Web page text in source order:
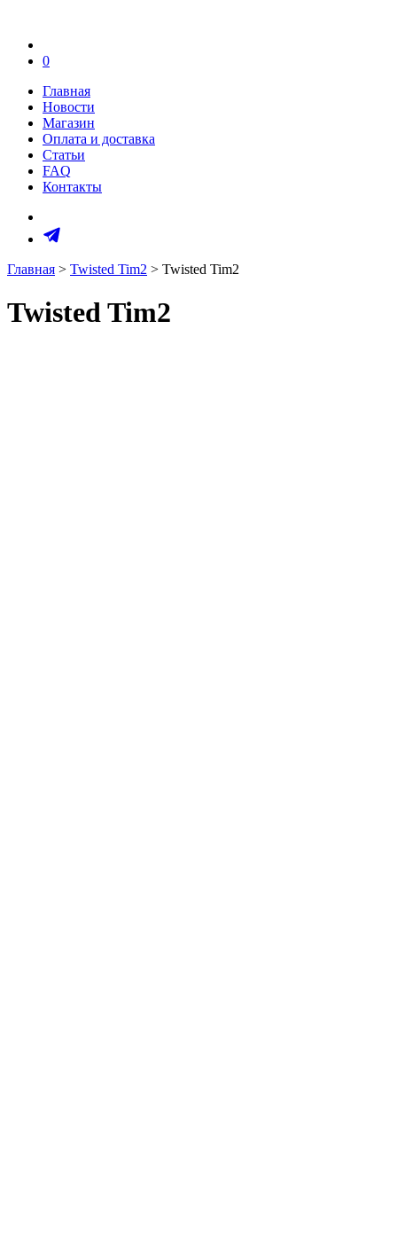
0
Главная
Новости
Магазин
Оплата и доставка
Статьи
FAQ
Контакты
Главная > Twisted Tim2 > Twisted Tim2
Twisted Tim2